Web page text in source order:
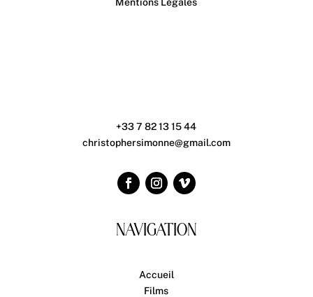
+33 7 82 13 15 44
christophersimonne@gmail.com
NAVIGATION
Accueil
Films